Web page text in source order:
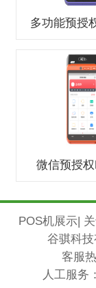
多功能预授
微信预授
POS机展示|
谷骐科
客服
人工服务